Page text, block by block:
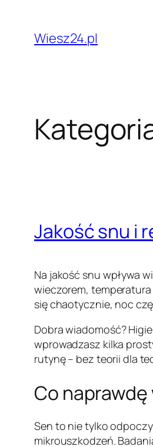
treści
Wiesz24.pl
Jakość snu i
Na jakość snu wpływa
wieczorem, temperatura
się chaotycznie, noc
Dobra wiadomość?
wprowadzasz kilka
rutynę – bez teorii dla
Co
Sen to nie tylko
mikrouszkodzeń.